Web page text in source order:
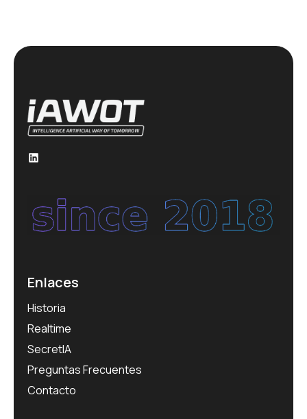
LinkedIn
Enlaces
Historia
Realtime
SecretIA
Preguntas Frecuentes
Contacto